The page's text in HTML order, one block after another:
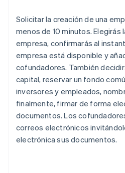
Solicitar la creación de una
menos de 10 minutos. Elegirás
empresa, confirmarás al
empresa está disponible y
cofundadores. También
capital, reservar un fondo
inversores y empleados,
finalmente, firmar de forma
documentos. Los
correos electrónicos
electrónica sus documentos.